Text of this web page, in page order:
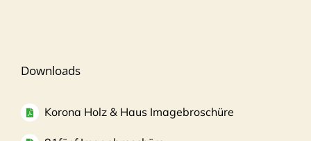
Downloads
Korona Holz & Haus Imagebroschüre